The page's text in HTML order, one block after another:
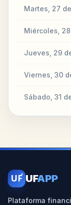
Martes, 27
Miércoles,
Jueves, 29
Viernes, 30
Sábado, 31
UF UFAPP
Plataforma